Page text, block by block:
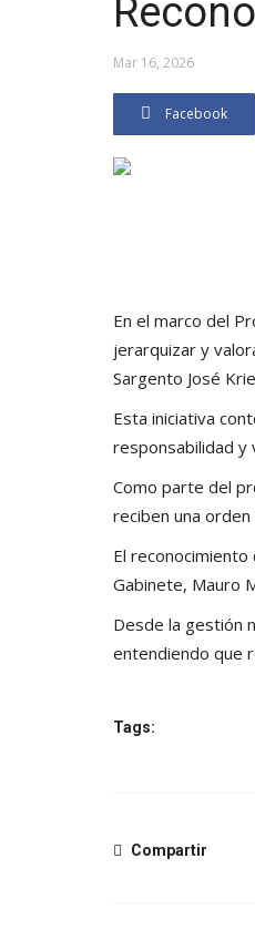
Mar 16, 2026
Facebook
En el marco del
jerarquizar y
Sargento José
Esta iniciativa
responsabilidad y
Como parte del
reciben una
El
Gabinete, Mauro
Desde la gestión
entendiendo que
Tags:
Compartir